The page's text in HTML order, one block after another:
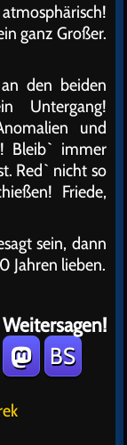
ganz Großer.
den beiden
Untergang!
und
Bleib` immer
Red` nicht so
Friede,
sein, dann
Jahren lieben.
Weitersagen!
BS